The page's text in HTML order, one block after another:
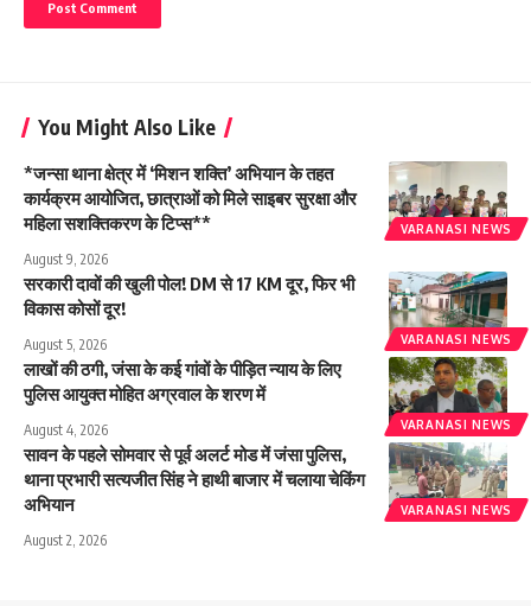
You Might Also Like
VARANASI NEWS
*जन्सा थाना क्षेत्र में ‘मिशन शक्ति’ अभियान के तहत
कार्यक्रम आयोजित, छात्राओं को मिले साइबर सुरक्षा और
महिला सशक्तिकरण के टिप्स**
August 9, 2026
VARANASI NEWS
सरकारी दावों की खुली पोल! DM से 17 KM दूर, फिर भी
विकास कोसों दूर!
August 5, 2026
VARANASI NEWS
लाखों की ठगी, जंसा के कई गांवों के पीड़ित न्याय के लिए
पुलिस आयुक्त मोहित अग्रवाल के शरण में
August 4, 2026
VARANASI NEWS
सावन के पहले सोमवार से पूर्व अलर्ट मोड में जंसा पुलिस,
थाना प्रभारी सत्यजीत सिंह ने हाथी बाजार में चलाया चेकिंग
अभियान
August 2, 2026